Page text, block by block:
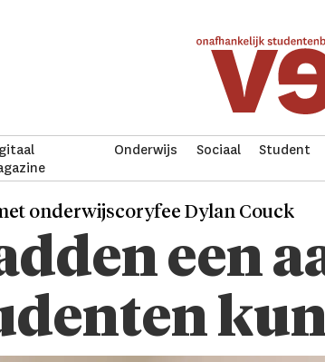
Onderwijs Sociaal Student
onderwijscoryfee Dylan Couck
een